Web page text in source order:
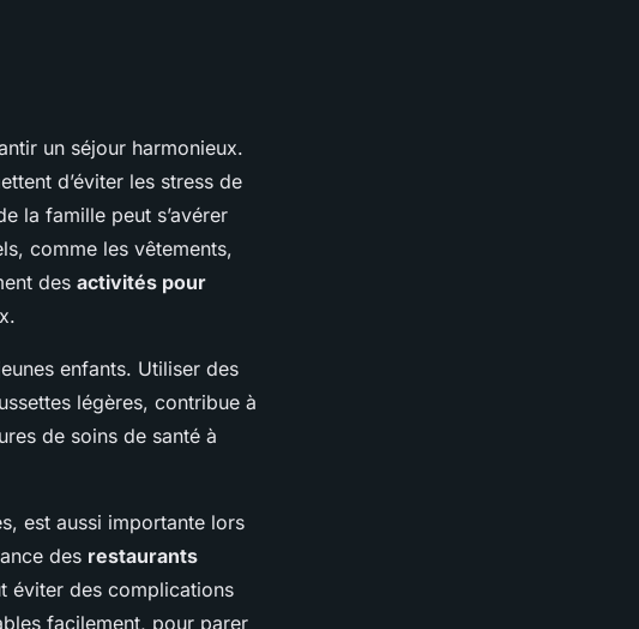
un séjour harmonieux.
d’éviter les stress de
la famille peut s’avérer
comme les vêtements,
des activités pour
enfants. Utiliser des
légères, contribue à
de soins de santé à
est aussi importante lors
des restaurants
éviter des complications
facilement, pour parer